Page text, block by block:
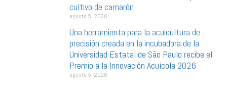
cultivo de camarón
agosto 5, 2026
Una herramienta para la acuicultura de
precisión creada en la incubadora de la
Universidad Estatal de São Paulo recibe el
Premio a la Innovación Acuícola 2026
agosto 5, 2026